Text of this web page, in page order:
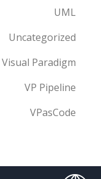
UML
Uncategorized
Visual Paradigm
VP Pipeline
VPasCode